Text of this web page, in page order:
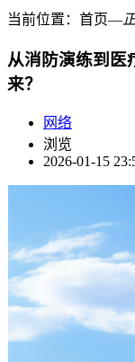
当前位置： 首页―
从消防演练到医
来？
网络
浏览
2026-01-15